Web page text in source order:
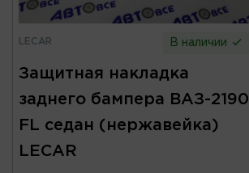
LECAR В наличии
Защитная накладка
заднего бампера ВАЗ-2190
FL седан (нержавейка)
LECAR